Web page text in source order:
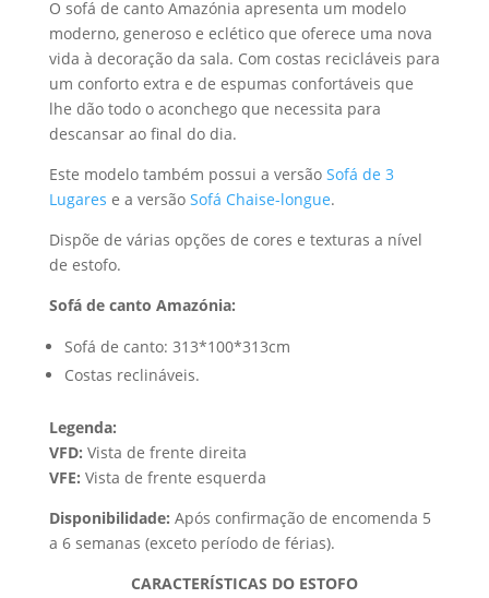
O sofá de canto Amazónia apresenta um modelo
moderno, generoso e eclético que oferece uma nova
vida à decoração da sala. Com costas recicláveis para
um conforto extra e de espumas confortáveis que
lhe dão todo o aconchego que necessita para
descansar ao final do dia.
Este modelo também possui a versão Sofá de 3
Lugares e a versão Sofá Chaise-longue.
Dispõe de várias opções de cores e texturas a nível
de estofo.
Sofá de canto Amazónia:
Sofá de canto: 313*100*313cm
Costas reclináveis.
Legenda:
VFD: Vista de frente direita
VFE: Vista de frente esquerda
Disponibilidade: Após confirmação de encomenda 5
a 6 semanas (exceto período de férias).
CARACTERÍSTICAS DO ESTOFO